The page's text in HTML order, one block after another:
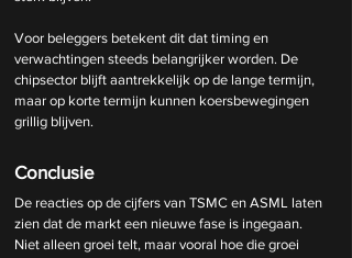
Voor beleggers betekent dit dat timing en
verwachtingen steeds belangrijker worden. De
chipsector blijft aantrekkelijk op de lange termijn,
maar op korte termijn kunnen koersbewegingen
grillig blijven.
Conclusie
De reacties op de cijfers van TSMC en ASML laten
zien dat de markt een nieuwe fase is ingegaan.
Niet alleen groei telt, maar vooral hoe die groei